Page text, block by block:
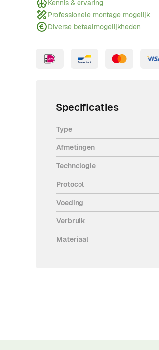
Kennis & ervaring
Professionele montage mogelijk
Diverse betaalmogelijkheden
Specificaties
Type
Afmetingen
Technologie
Protocol
Voeding
Verbruik
Materiaal